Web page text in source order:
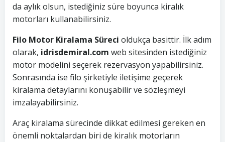
da aylık olsun, istediğiniz süre boyunca kiralık
motorları kullanabilirsiniz.
Filo Motor Kiralama Süreci oldukça basittir. İlk adım
olarak, idrisdemiral.com web sitesinden istediğiniz
motor modelini seçerek rezervasyon yapabilirsiniz.
Sonrasında ise filo şirketiyle iletişime geçerek
kiralama detaylarını konuşabilir ve sözleşmeyi
imzalayabilirsiniz.
Araç kiralama sürecinde dikkat edilmesi gereken en
önemli noktalardan biri de kiralık motorların